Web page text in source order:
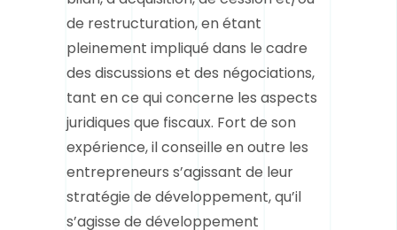
de restructuration, en étant
pleinement impliqué dans le cadre
des discussions et des négociations,
tant en ce qui concerne les aspects
juridiques que fiscaux. Fort de son
expérience, il conseille en outre les
entrepreneurs s’agissant de leur
stratégie de développement, qu’il
s’agisse de développement